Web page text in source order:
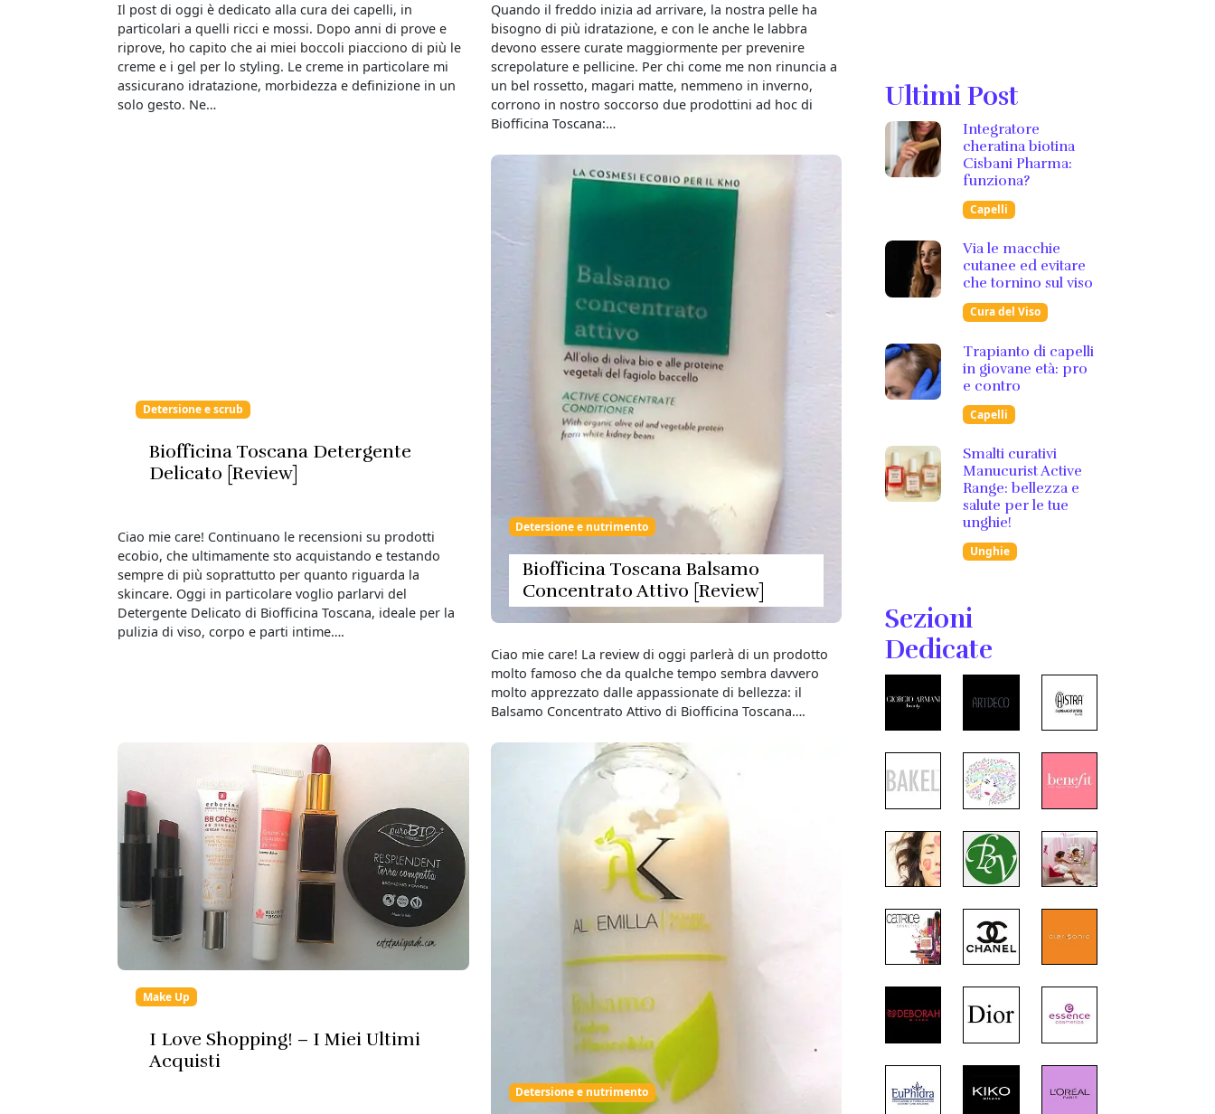
Il post di oggi è dedicato alla cura dei capelli, in
particolari a quelli ricci e mossi. Dopo anni di prove e
riprove, ho capito che ai miei boccoli piacciono di più le
creme e i gel per lo styling. Le creme in particolare mi
assicurano idratazione, morbidezza e definizione in un
solo gesto. Ne…
Quando il freddo inizia ad arrivare, la nostra pelle ha
bisogno di più idratazione, e con le anche le labbra
devono essere curate maggiormente per prevenire
screpolature e pellicine. Per chi come me non rinuncia a
un bel rossetto, magari matte, nemmeno in inverno,
corrono in nostro soccorso due prodottini ad hoc di
Biofficina Toscana:…
Detersione e scrub
Biofficina Toscana Detergente
Delicato [Review]
Ciao mie care! Continuano le recensioni su prodotti
ecobio, che ultimamente sto acquistando e testando
sempre di più soprattutto per quanto riguarda la
skincare. Oggi in particolare voglio parlarvi del
Detergente Delicato di Biofficina Toscana, ideale per la
pulizia di viso, corpo e parti intime….
Detersione e nutrimento
Biofficina Toscana Balsamo
Concentrato Attivo [Review]
Ciao mie care! La review di oggi parlerà di un prodotto
molto famoso che da qualche tempo sembra davvero
molto apprezzato dalle appassionate di bellezza: il
Balsamo Concentrato Attivo di Biofficina Toscana….
Make Up
I Love Shopping! – I Miei Ultimi
Acquisti
Detersione e nutrimento
Ultimi Post
Integratore
cheratina biotina
Cisbani Pharma:
funziona?
Capelli
Via le macchie
cutanee ed evitare
che tornino sul viso
Cura del Viso
Trapianto di capelli
in giovane età: pro
e contro
Capelli
Smalti curativi
Manucurist Active
Range: bellezza e
salute per le tue
unghie!
Unghie
Sezioni
Dedicate